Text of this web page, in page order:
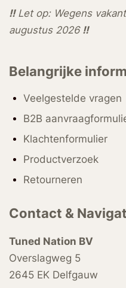
!!Let op: Wegens
augustus 2026 !!
Belangrijke
Veelgestelde vragen
B2B
Klachtenformulier
Productverzoek
Retourneren
Contact &
Tuned Nation BV
Overslagweg 5
2645 EK Delfgauw